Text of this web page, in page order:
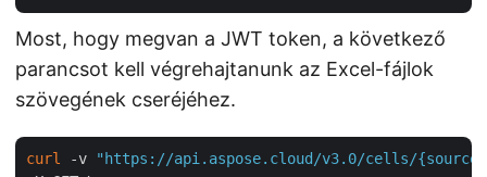
Most, hogy megvan a JWT token, a következő
parancsot kell végrehajtanunk az Excel-fájlok
szövegének cseréjéhez.
curl -v
"https://api.aspose.cloud/v3.0/cells/